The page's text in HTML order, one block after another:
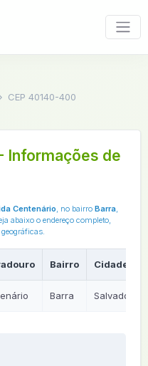
CEP 40140-400
Informações de
Centenário, no bairro Barra,
abaixo o endereço completo,
Bairro Cidade
Barra Salvador